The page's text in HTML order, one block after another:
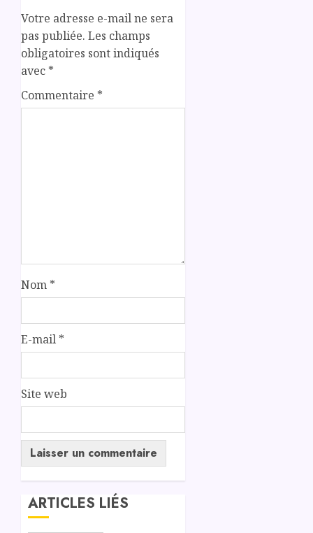
Votre adresse e-mail ne sera
pas publiée. Les champs
obligatoires sont indiqués
avec *
Commentaire *
Nom *
E-mail *
Site web
ARTICLES LIÉS